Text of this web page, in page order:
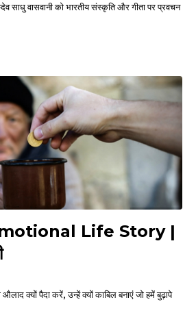
साधु वासवानी को भारतीय संस्कृति और गीता पर प्रवचन
Emotional Life Story |
क्यों पैदा करें, उन्हें क्यों काबिल बनाएं जो हमें बुढ़ापे